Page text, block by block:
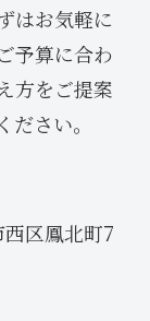
はお気軽に
予算に合わ
方をご提案
さい。
区鳳北町7